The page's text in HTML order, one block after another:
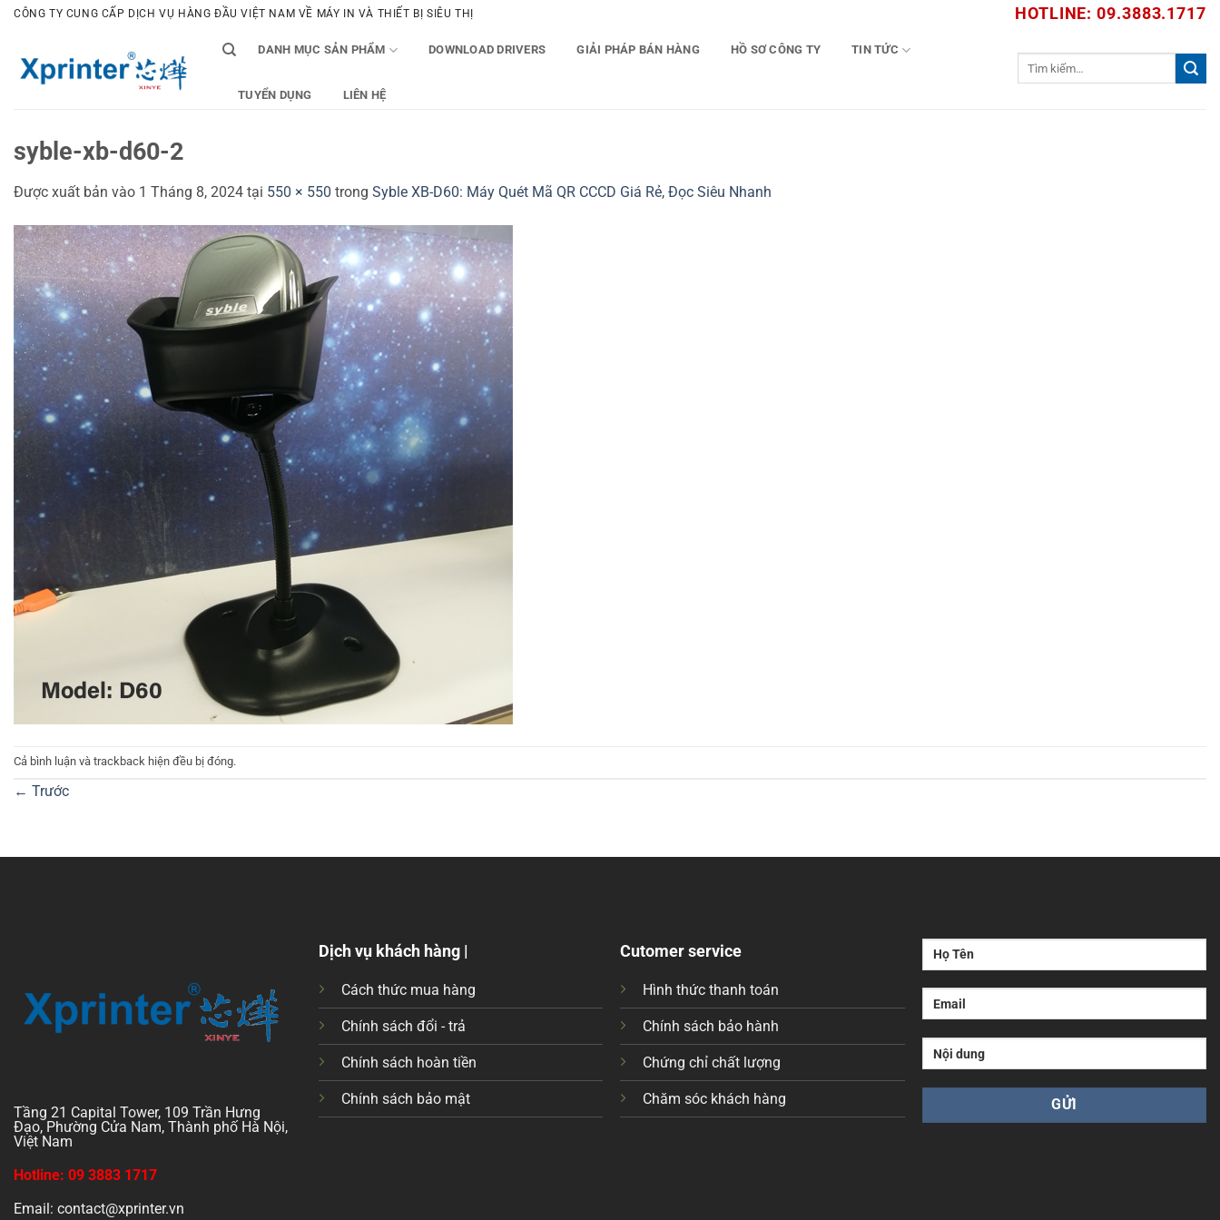
Bỏ
dung
CÔNG TY CUNG CẤP DỊCH VỤ HÀNG ĐẦU VIỆT NAM VỀ MÁY IN VÀ THIẾT BỊ SIÊU THỊ HOTLINE: 09.3883.1717
DANH MỤC SẢN PHẨM DOWNLOAD DRIVERS GIẢI PHÁP BÁN HÀNG HỒ SƠ CÔNG TY TIN TỨC
TUYỂN DỤNG LIÊN HỆ
syble-xb-d60-2
Được xuất bản vào 1 Tháng 8, 2024 tại 550 × 550 trong Syble XB-D60: Máy Quét Mã QR CCCD Giá Rẻ, Đọc Siêu Nhanh
Cả bình luận và trackback hiện đều bị đóng.
← Trước
Tầng 21 Capital Tower, 109 Trần Hưng
Đạo, Phường Cửa Nam, Thành phố Hà Nội,
Việt Nam
Hotline: 09 3883 1717
Email: contact@xprinter.vn
Dịch vụ khách hàng |
Cách thức mua hàng
Chính sách đổi - trả
Chính sách hoàn tiền
Chính sách bảo mật
Cutomer service
Hình thức thanh toán
Chính sách bảo hành
Chứng chỉ chất lượng
Chăm sóc khách hàng